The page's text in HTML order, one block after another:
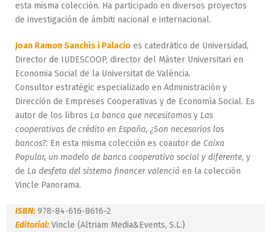
esta misma colección. Ha participado en diversos proyectos
de investigación de ámbiti nacional e internacional.
Joan Ramon Sanchis i Palacio es catedrático de Universidad,
Director de IUDESCOOP, director del Màster Universitari en
Economia Social de la Universitat de València.
Consultor estratégic especializado en Administración y
Dirección de Empreses Cooperativas y de Economía Social. Es
autor de los libros La banca que necesitamos y Las
cooperativas de crédito en España, ¿Son necesarios los
bancos?. En esta misma colección es coautor de Caixa
Popular, un modelo de banca cooperativa social y diferente, y
de La desfeta del sistema financer valencià en la colección
Vincle Panorama.
ISBN: 978-84-616-8616-2
Editorial:Vincle (Altriam Media&Events, S.L.)